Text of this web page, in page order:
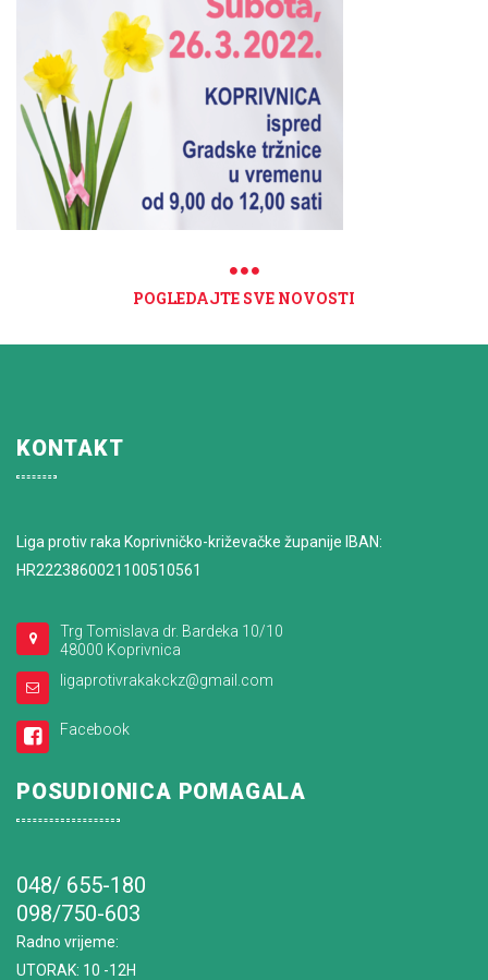
POGLEDAJTE SVE NOVOSTI
KONTAKT
Liga protiv raka Koprivničko-križevačke županije IBAN:
HR2223860021100510561
Trg Tomislava dr. Bardeka 10/10
48000 Koprivnica
ligaprotivrakakckz@gmail.com
Facebook
POSUDIONICA POMAGALA
048/ 655-180
098/750-603
Radno vrijeme:
UTORAK: 10 -12H